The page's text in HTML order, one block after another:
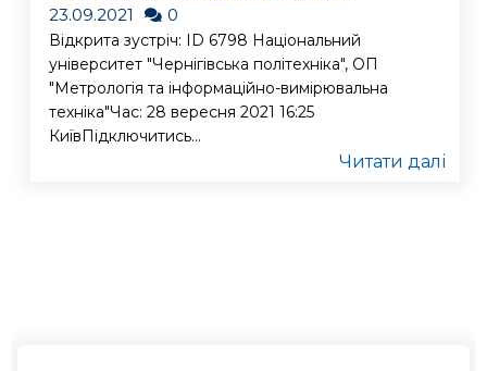
23.09.2021
0
Відкрита зустріч: ID 6798 Національний
університет "Чернігівська політехніка", ОП
"Метрологія та інформаційно-вимірювальна
техніка"Час: 28 вересня 2021 16:25
КиївПідключитись...
Читати далі